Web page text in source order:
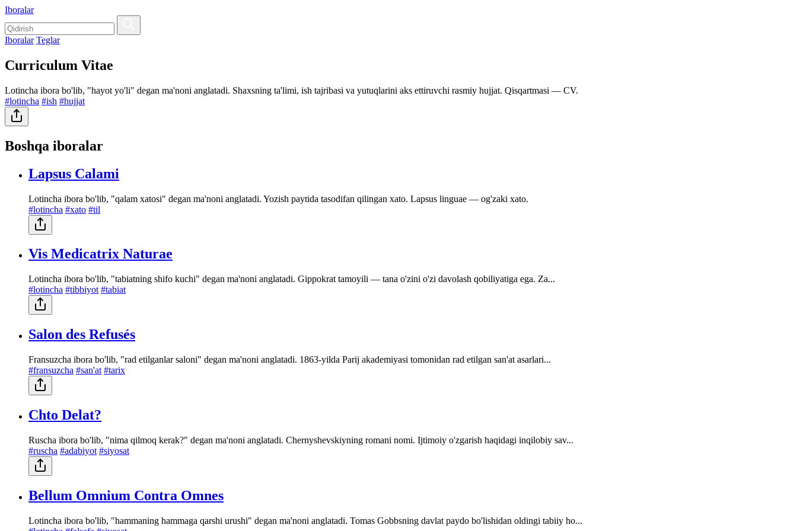
Iboralar
Iboralar Teglar
Curriculum Vitae
Lotincha ibora bo'lib, "hayot yo'li" degan ma'noni anglatadi. Shaxsning ta'limi, ish tajribasi va yutuqlarini aks ettiruvchi rasmiy hujjat. Qisqartmasi — CV.
#lotincha #ish #hujjat
Boshqa iboralar
Lapsus Calami
Lotincha ibora bo'lib, "qalam xatosi" degan ma'noni anglatadi. Yozish paytida tasodifan qilingan xato. Lapsus linguae — og'zaki xato.
#lotincha #xato #til
Vis Medicatrix Naturae
Lotincha ibora bo'lib, "tabiatning shifo kuchi" degan ma'noni anglatadi. Gippokrat tamoyili — tana o'zini o'zi davolash qobiliyatiga ega. Za...
#lotincha #tibbiyot #tabiat
Salon des Refusés
Fransuzcha ibora bo'lib, "rad etilganlar saloni" degan ma'noni anglatadi. 1863-yilda Parij akademiyasi tomonidan rad etilgan san'at asarlari...
#fransuzcha #san'at #tarix
Chto Delat?
Ruscha ibora bo'lib, "nima qilmoq kerak?" degan ma'noni anglatadi. Chernyshevskiyning romani nomi. Ijtimoiy o'zgarish haqidagi inqilobiy sav...
#ruscha #adabiyot #siyosat
Bellum Omnium Contra Omnes
Lotincha ibora bo'lib, "hammaning hammaga qarshi urushi" degan ma'noni anglatadi. Tomas Gobbsning davlat paydo bo'lishidan oldingi tabiiy ho...